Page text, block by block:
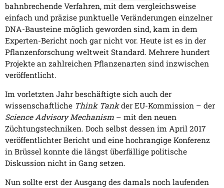
bahnbrechende Verfahren, mit dem vergleichsweise
einfach und präzise punktuelle Veränderungen einzelner
DNA-Bausteine möglich geworden sind, kam in dem
Experten-Bericht noch gar nicht vor. Heute ist es in der
Pflanzenforschung weltweit Standard. Mehrere hundert
Projekte an zahlreichen Pflanzenarten sind inzwischen
veröffentlicht.
Im vorletzten Jahr beschäftigte sich auch der
wissenschaftliche Think Tankder EU-Kommission – der
Science Advisory Mechanism – mit den neuen
Züchtungstechniken. Doch selbst dessen im April 2017
veröffentlichter Bericht und eine hochrangige Konferenz
in Brüssel konnte die längst überfällige politische
Diskussion nicht in Gang setzen.
Nun sollte erst der Ausgang des damals noch laufenden